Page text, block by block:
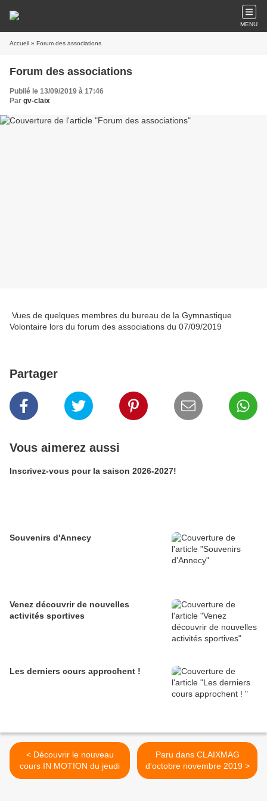
MENU
Accueil » Forum des associations
Forum des associations
Publié le 13/09/2019 à 17:46
Par gv-claix
Vues de quelques membres du bureau de la Gymnastique
Volontaire lors du forum des associations du 07/09/2019
Partager
Vous aimerez aussi
Inscrivez-vous pour la saison 2026-2027!
Souvenirs d'Annecy
Venez découvrir de nouvelles
activités sportives
Les derniers cours approchent !
< Découvrir le nouveau
cours IN MOTION du jeudi
Paru dans CLAIXMAG
d'octobre novembre 2019 >